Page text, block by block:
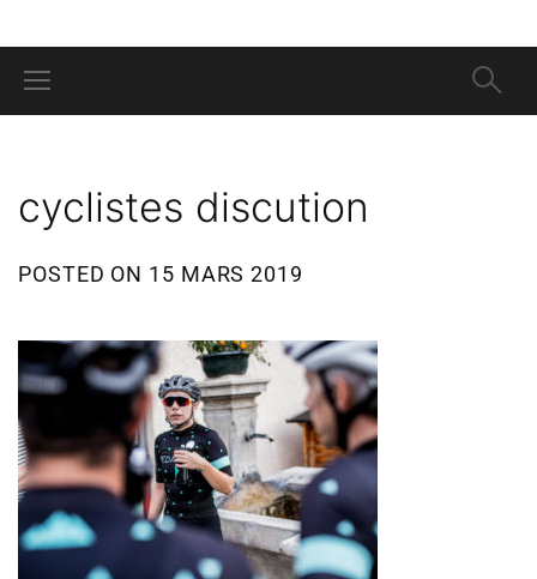
cyclistes discution
POSTED ON 15 MARS 2019